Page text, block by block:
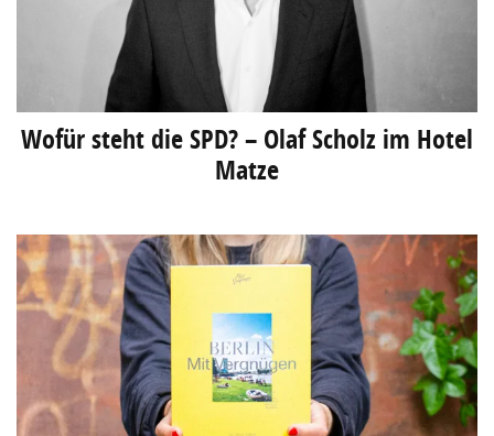
Wofür steht die SPD? – Olaf Scholz im Hotel
Matze